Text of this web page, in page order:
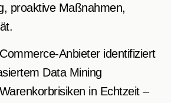
proaktive Maßnahmen,
Anbieter identifiziert
Data Mining
in Echtzeit –